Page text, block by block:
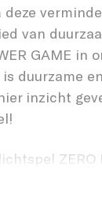
deze
van
GAME
duurzame
inzicht
ZERO